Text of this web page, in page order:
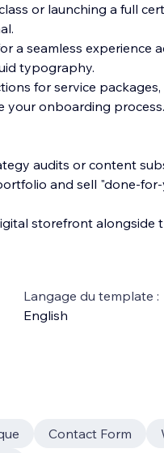
or launching a full
a seamless experience
typography.
for service
your onboarding process.
audits or content
and sell "done-
storefront alongside
Langage du template :
English
Contact Form